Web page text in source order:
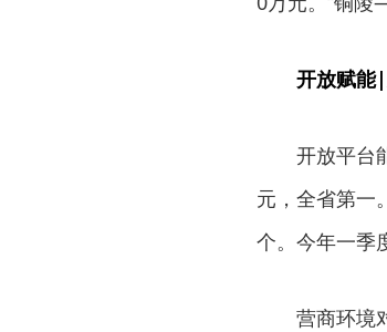
开放赋能|
开放平台
元，全省第一
个。今年一季
营商环境